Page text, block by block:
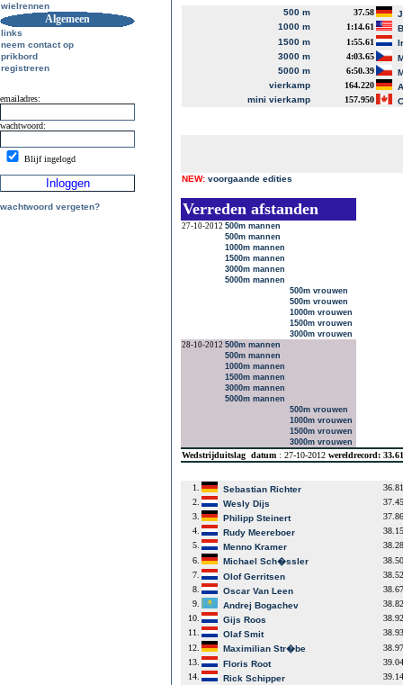
wielrennen
Algemeen
links
neem contact op
prikbord
registreren
emailadres:
wachtwoord:
Blijf ingelogd
wachtwoord vergeten?
500 m 37.58
1000 m
1:14.61
1500 m
1:55.61
3000 m
4:03.65
5000 m
6:50.39
vierkamp
164.220
mini vierkamp
157.950
NEW: voorgaande edities
Verreden afstanden
27-10-2012 500m mannen
500m mannen
1000m mannen
1500m mannen
3000m mannen
5000m mannen
500m vrouwen
500m vrouwen
1000m vrouwen
1500m vrouwen
3000m vrouwen
28-10-2012 500m mannen
500m mannen
1000m mannen
1500m mannen
3000m mannen
5000m mannen
500m vrouwen
1000m vrouwen
1500m vrouwen
3000m vrouwen
Wedstrijduitslag datum : 27-10-2012 wereldrecord:
1. Sebastian Richter
36.81
2.
Wesly Dijs
37.45
3.
Philipp Steinert
37.86
4.
Rudy Meereboer
38.15
5.
Menno Kramer
38.28
6.
Michael Sch�ssler
38.50
7.
Olof Gerritsen
38.52
8.
Oscar Van Leen
38.67
9.
Andrej Bogachev
38.82
10.
Gijs Roos
38.92
11.
Olaf Smit
38.93
12.
Maximilian Str�be
38.97
13.
Floris Root
39.04
14.
Rick Schipper
39.14